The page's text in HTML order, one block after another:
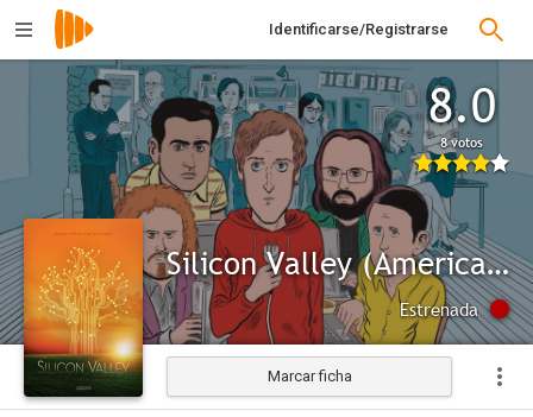
Identificarse/Registrarse
8.0
8 votos
Silicon Valley (American Experience)
Estrenada
Marcar ficha